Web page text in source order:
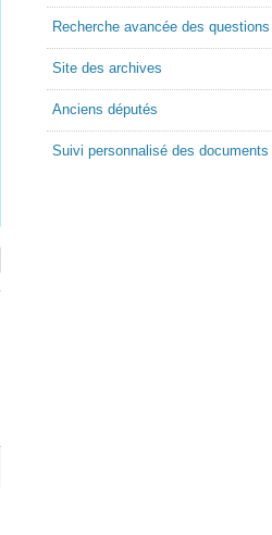
Recherche avancée des questions
Site des archives
Anciens députés
Suivi personnalisé des documents